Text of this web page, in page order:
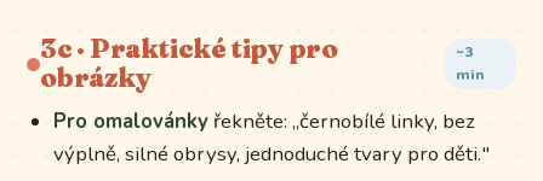
3c · Praktické tipy pro
obrázky
~3
min
Pro omalovánky řekněte: „černobílé linky, bez
výplně, silné obrysy, jednoduché tvary pro děti."